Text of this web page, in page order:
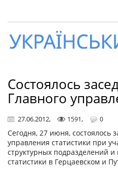
Український
вісник
Состоялось
Главного
27.06.2012, 1591, 0
Сегодня, 27 июня, состоялось
управления статистики при
структурных подразделений
статистики в Герцаевском и